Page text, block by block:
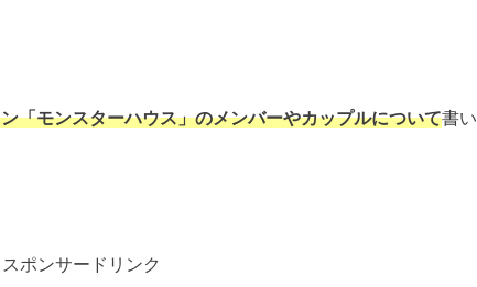
「モンスターハウス」のメンバーやカップルについて書い
スポンサードリンク